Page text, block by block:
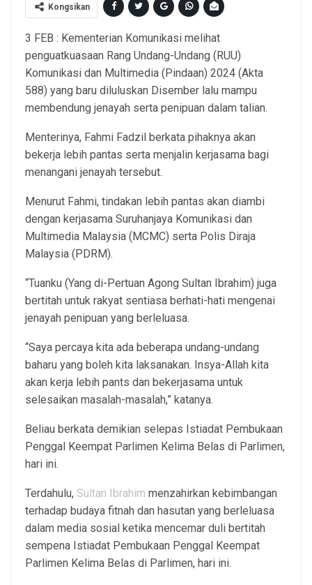
Kongsikan
3 FEB : Kementerian Komunikasi melihat
penguatkuasaan Rang Undang-Undang (RUU)
Komunikasi dan Multimedia (Pindaan) 2024 (Akta
588) yang baru diluluskan Disember lalu mampu
membendung jenayah serta penipuan dalam talian.
Menterinya, Fahmi Fadzil berkata pihaknya akan
bekerja lebih pantas serta menjalin kerjasama bagi
menangani jenayah tersebut.
Menurut Fahmi, tindakan lebih pantas akan diambi
dengan kerjasama Suruhanjaya Komunikasi dan
Multimedia Malaysia (MCMC) serta Polis Diraja
Malaysia (PDRM).
“Tuanku (Yang di-Pertuan Agong Sultan Ibrahim) juga
bertitah untuk rakyat sentiasa berhati-hati mengenai
jenayah penipuan yang berleluasa.
“Saya percaya kita ada beberapa undang-undang
baharu yang boleh kita laksanakan. Insya-Allah kita
akan kerja lebih pants dan bekerjasama untuk
selesaikan masalah-masalah,” katanya.
Beliau berkata demikian selepas Istiadat Pembukaan
Penggal Keempat Parlimen Kelima Belas di Parlimen,
hari ini.
Terdahulu, Sultan Ibrahim menzahirkan kebimbangan
terhadap budaya fitnah dan hasutan yang berleluasa
dalam media sosial ketika mencemar duli bertitah
sempena Istiadat Pembukaan Penggal Keempat
Parlimen Kelima Belas di Parlimen, hari ini.